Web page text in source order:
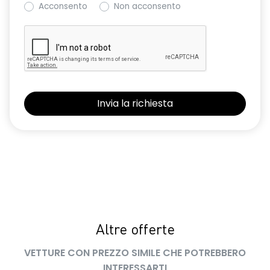
Kit di gonfiaggio
Nuovo Media Nav Live navigazione connessa con traffico in
tempo reale + 3D Arkamys®
Panchetta posteriore frazionabile e ribaltabile 1/3-2/3
Sedile conducente con regolazione lombare e in altezza
Selleria in tessuto specifico journey MY26 grigio chiaro
Acconsento
Non acconsento
Altre offerte
VETTURE CON PREZZO SIMILE CHE POTREBBERO